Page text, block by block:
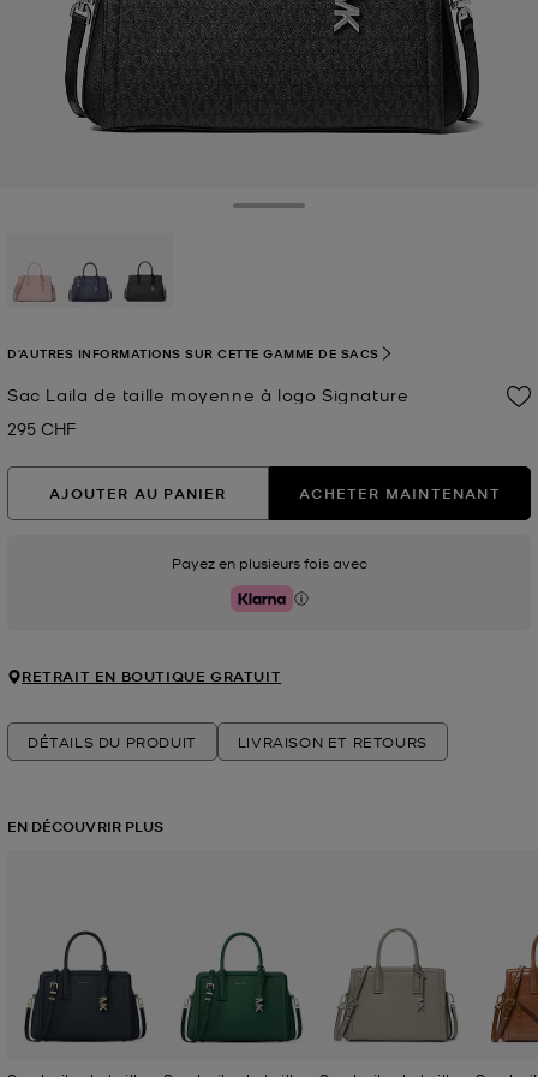
Sac Laila de taille moyenne à logo Signature
Prix actuel
295 CHF
D'AUTRES INFORMATIONS SUR CETTE GAMME DE SACS
AJOUTER AU PANIER ACHETER MAINTENANT
Payez en plusieurs fois avec
Klarna
RETRAIT EN BOUTIQUE GRATUIT
DÉTAILS DU PRODUIT LIVRAISON ET RETOURS
EN DÉCOUVRIR PLUS